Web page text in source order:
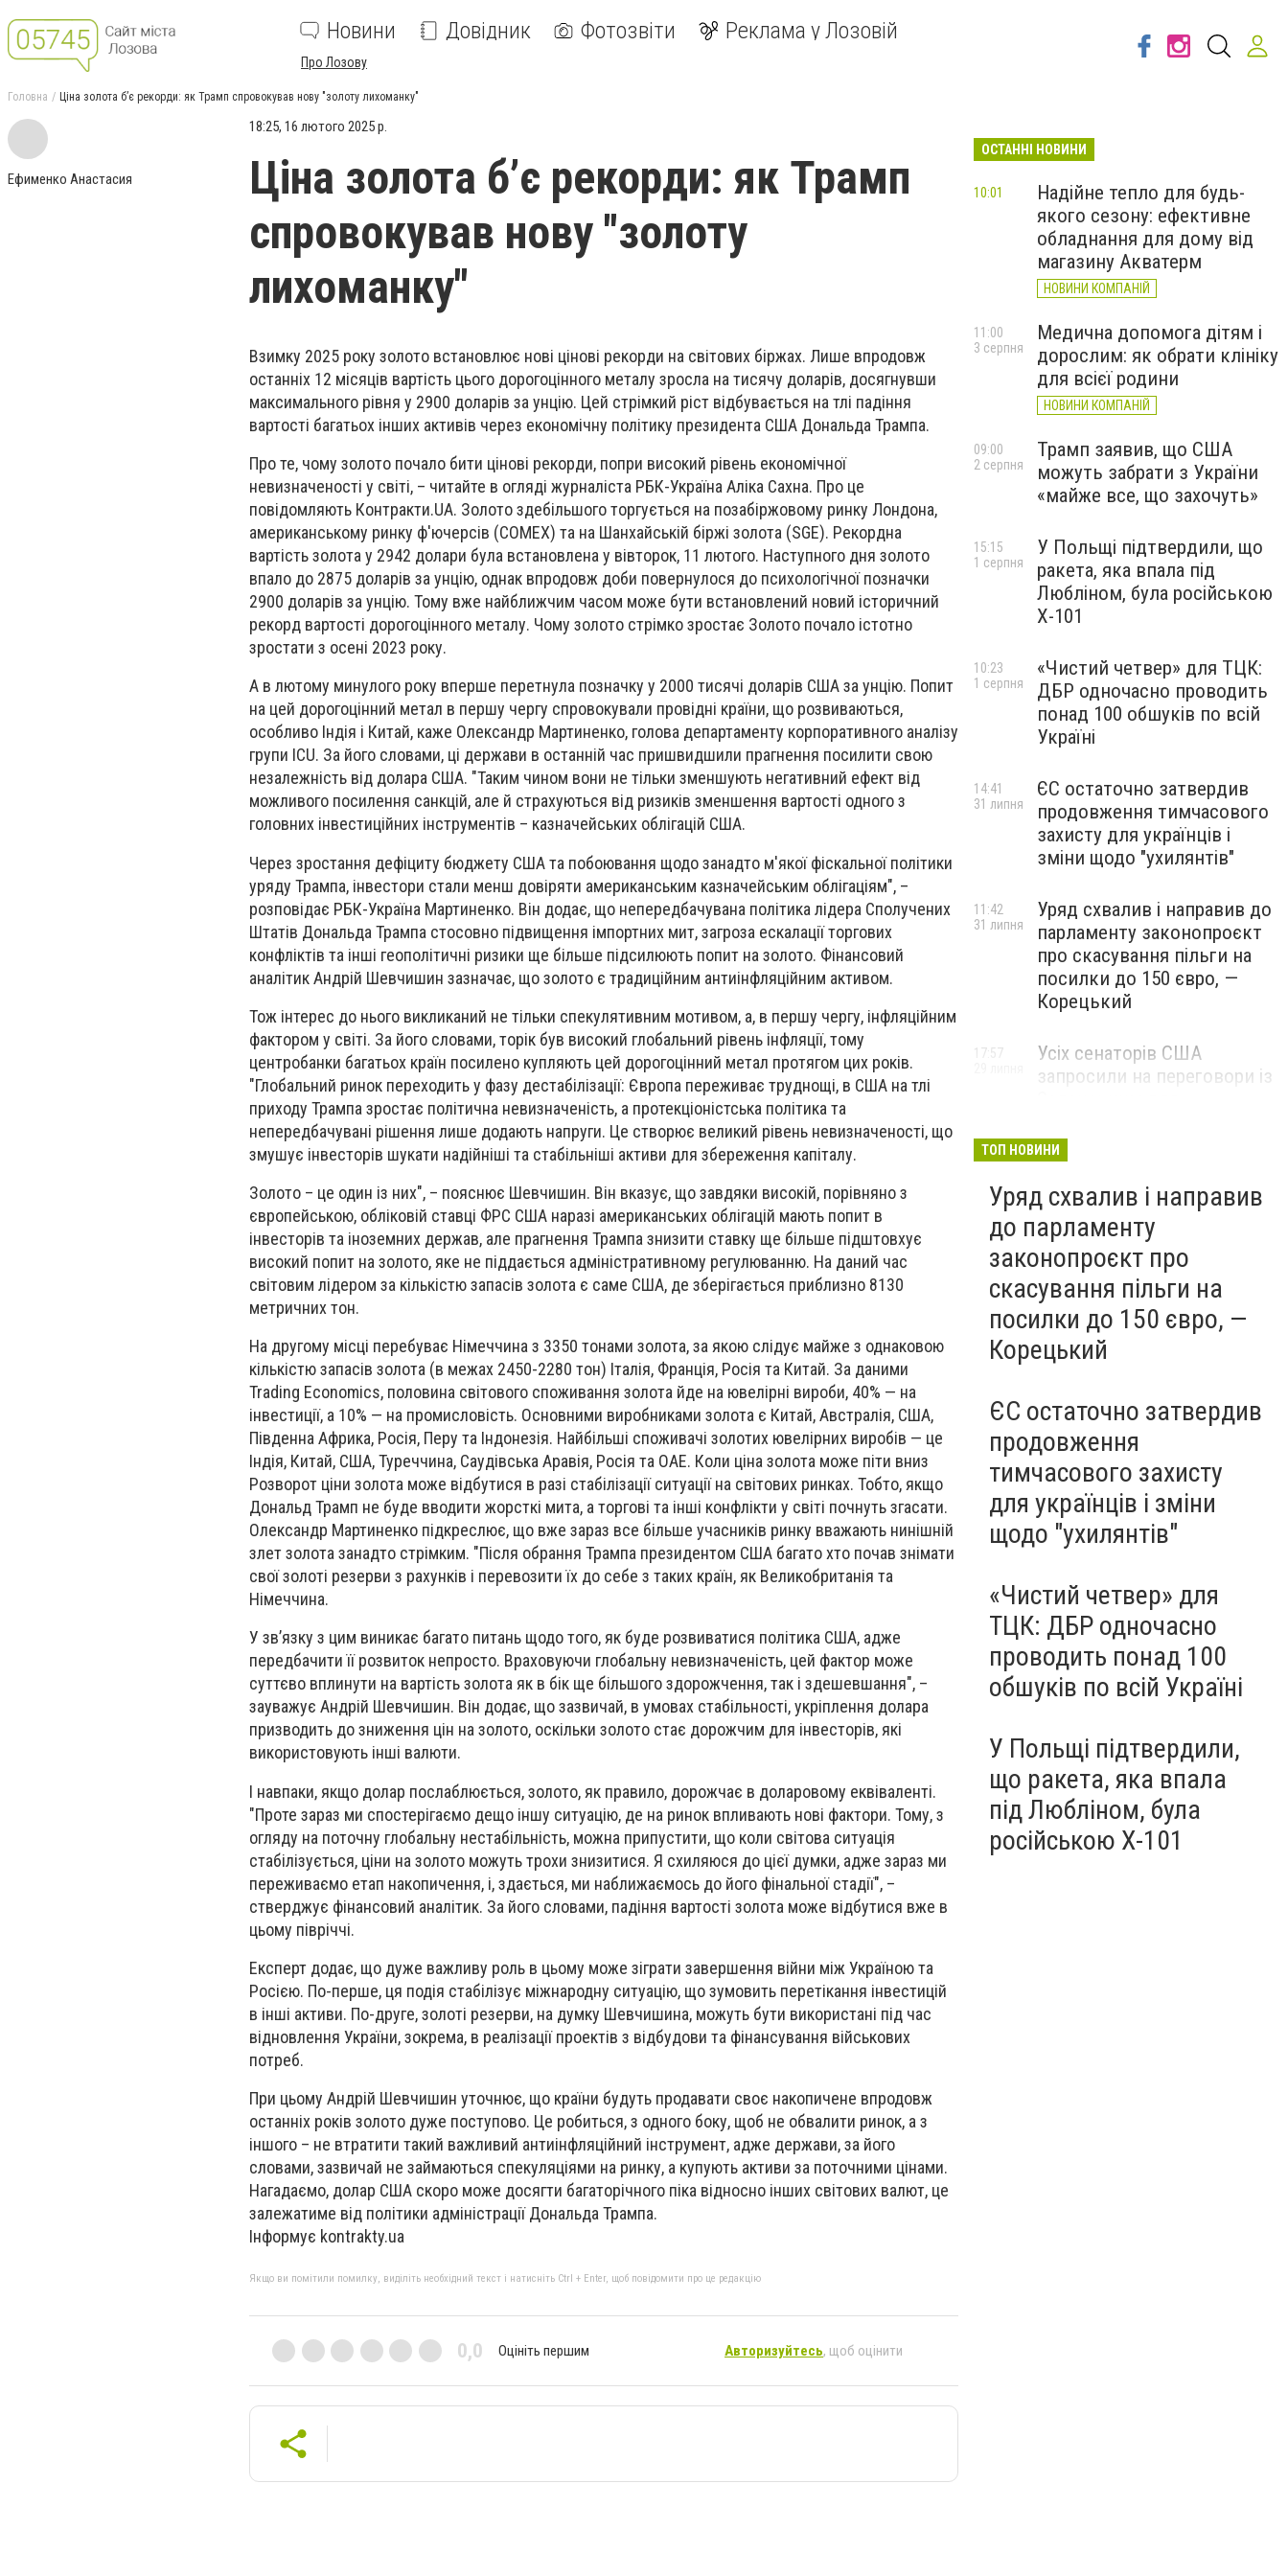
Новини Довідник Фотозвіти Реклама у Лозовій
Про Лозову
Головна Ціна золота б’є рекорди: як Трамп спровокував нову "золоту лихоманку"
Ефименко Анастасия
18:25, 16 лютого 2025 р.
Ціна золота б’є рекорди: як Трамп
спровокував нову "золоту
лихоманку"
Взимку 2025 року золото встановлює нові цінові рекорди на світових біржах. Лише впродовж
останніх 12 місяців вартість цього дорогоцінного металу зросла на тисячу доларів, досягнувши
максимального рівня у 2900 доларів за унцію. Цей стрімкий ріст відбувається на тлі падіння
вартості багатьох інших активів через економічну політику президента США Дональда Трампа.
Про те, чому золото почало бити цінові рекорди, попри високий рівень економічної
невизначеності у світі, – читайте в огляді журналіста РБК-Україна Аліка Сахна. Про це
повідомляють Контракти.UA. Золото здебільшого торгується на позабіржовому ринку Лондона,
американському ринку ф'ючерсів (COMEX) та на Шанхайській біржі золота (SGE). Рекордна
вартість золота у 2942 долари була встановлена у вівторок, 11 лютого. Наступного дня золото
впало до 2875 доларів за унцію, однак впродовж доби повернулося до психологічної позначки
2900 доларів за унцію. Тому вже найближчим часом може бути встановлений новий історичний
рекорд вартості дорогоцінного металу. Чому золото стрімко зростає Золото почало істотно
зростати з осені 2023 року.
А в лютому минулого року вперше перетнула позначку у 2000 тисячі доларів США за унцію. Попит
на цей дорогоцінний метал в першу чергу спровокували провідні країни, що розвиваються,
особливо Індія і Китай, каже Олександр Мартиненко, голова департаменту корпоративного аналізу
групи ICU. За його словами, ці держави в останній час пришвидшили прагнення посилити свою
незалежність від долара США. "Таким чином вони не тільки зменшують негативний ефект від
можливого посилення санкцій, але й страхуються від ризиків зменшення вартості одного з
головних інвестиційних інструментів – казначейських облігацій США.
Через зростання дефіциту бюджету США та побоювання щодо занадто м'якої фіскальної політики
уряду Трампа, інвестори стали менш довіряти американським казначейським облігаціям", –
розповідає РБК-Україна Мартиненко. Він додає, що непередбачувана політика лідера Сполучених
Штатів Дональда Трампа стосовно підвищення імпортних мит, загроза ескалації торгових
конфліктів та інші геополітичні ризики ще більше підсилюють попит на золото. Фінансовий
аналітик Андрій Шевчишин зазначає, що золото є традиційним антиінфляційним активом.
Тож інтерес до нього викликаний не тільки спекулятивним мотивом, а, в першу чергу, інфляційним
фактором у світі. За його словами, торік був високий глобальний рівень інфляції, тому
центробанки багатьох країн посилено купляють цей дорогоцінний метал протягом цих років.
"Глобальний ринок переходить у фазу дестабілізації: Європа переживає труднощі, в США на тлі
приходу Трампа зростає політична невизначеність, а протекціоністська політика та
непередбачувані рішення лише додають напруги. Це створює великий рівень невизначеності, що
змушує інвесторів шукати надійніші та стабільніші активи для збереження капіталу.
Золото – це один із них", – пояснює Шевчишин. Він вказує, що завдяки високій, порівняно з
європейською, обліковій ставці ФРС США наразі американських облігацій мають попит в
інвесторів та іноземних держав, але прагнення Трампа знизити ставку ще більше підштовхує
високий попит на золото, яке не піддається адміністративному регулюванню. На даний час
світовим лідером за кількістю запасів золота є саме США, де зберігається приблизно 8130
метричних тон.
На другому місці перебуває Німеччина з 3350 тонами золота, за якою слідує майже з однаковою
кількістю запасів золота (в межах 2450-2280 тон) Італія, Франція, Росія та Китай. За даними
Trading Economics, половина світового споживання золота йде на ювелірні вироби, 40% — на
інвестиції, а 10% — на промисловість. Основними виробниками золота є Китай, Австралія, США,
Південна Африка, Росія, Перу та Індонезія. Найбільші споживачі золотих ювелірних виробів — це
Індія, Китай, США, Туреччина, Саудівська Аравія, Росія та ОАЕ. Коли ціна золота може піти вниз
Розворот ціни золота може відбутися в разі стабілізації ситуації на світових ринках. Тобто, якщо
Дональд Трамп не буде вводити жорсткі мита, а торгові та інші конфлікти у світі почнуть згасати.
Олександр Мартиненко підкреслює, що вже зараз все більше учасників ринку вважають нинішній
злет золота занадто стрімким. "Після обрання Трампа президентом США багато хто почав знімати
свої золоті резерви з рахунків і перевозити їх до себе з таких країн, як Великобританія та
Німеччина.
У зв’язку з цим виникає багато питань щодо того, як буде розвиватися політика США, адже
передбачити її розвиток непросто. Враховуючи глобальну невизначеність, цей фактор може
суттєво вплинути на вартість золота як в бік ще більшого здорожчення, так і здешевшання", –
зауважує Андрій Шевчишин. Він додає, що зазвичай, в умовах стабільності, укріплення долара
призводить до зниження цін на золото, оскільки золото стає дорожчим для інвесторів, які
використовують інші валюти.
І навпаки, якщо долар послаблюється, золото, як правило, дорожчає в доларовому еквіваленті.
"Проте зараз ми спостерігаємо дещо іншу ситуацію, де на ринок впливають нові фактори. Тому, з
огляду на поточну глобальну нестабільність, можна припустити, що коли світова ситуація
стабілізується, ціни на золото можуть трохи знизитися. Я схиляюся до цієї думки, адже зараз ми
переживаємо етап накопичення, і, здається, ми наближаємось до його фінальної стадії", –
стверджує фінансовий аналітик. За його словами, падіння вартості золота може відбутися вже в
цьому півріччі.
Експерт додає, що дуже важливу роль в цьому може зіграти завершення війни між Україною та
Росією. По-перше, ця подія стабілізує міжнародну ситуацію, що зумовить перетікання інвестицій
в інші активи. По-друге, золоті резерви, на думку Шевчишина, можуть бути використані під час
відновлення України, зокрема, в реалізації проектів з відбудови та фінансування військових
потреб.
При цьому Андрій Шевчишин уточнює, що країни будуть продавати своє накопичене впродовж
останніх років золото дуже поступово. Це робиться, з одного боку, щоб не обвалити ринок, а з
іншого – не втратити такий важливий антиінфляційний інструмент, адже держави, за його
словами, зазвичай не займаються спекуляціями на ринку, а купують активи за поточними цінами.
Нагадаємо, долар США скоро може досягти багаторічного піка відносно інших світових валют, це
залежатиме від політики адміністрації Дональда Трампа.
Інформує kontrakty.ua
Якщо ви помітили помилку, виділіть необхідний текст і натисніть Ctrl + Enter, щоб повідомити про це редакцію
0,0 Оцініть першим Авторизуйтесь, щоб оцінити
ОСТАННІ НОВИНИ
Надійне тепло для будь-
якого сезону: ефективне
обладнання для дому від
магазину Акватерм
НОВИНИ КОМПАНІЙ
10:01
Медична допомога дітям і
дорослим: як обрати клініку
для всієї родини
НОВИНИ КОМПАНІЙ
11:00
3 серпня
Трамп заявив, що США
можуть забрати з України
«майже все, що захочуть»
09:00
2 серпня
У Польщі підтвердили, що
ракета, яка впала під
Любліном, була російською
Х-101
15:15
1 серпня
«Чистий четвер» для ТЦК:
ДБР одночасно проводить
понад 100 обшуків по всій
Україні
10:23
1 серпня
ЄС остаточно затвердив
продовження тимчасового
захисту для українців і
зміни щодо "ухилянтів"
14:41
31 липня
Уряд схвалив і направив до
парламенту законопроєкт
про скасування пільги на
посилки до 150 євро, —
Корецький
11:42
31 липня
Усіх сенаторів США
запросили на переговори із
Росії, – The Hill
17:57
ТОП НОВИНИ
Уряд схвалив і направив
до парламенту
законопроєкт про
скасування пільги на
посилки до 150 євро, —
Корецький
ЄС остаточно затвердив
продовження
тимчасового захисту
для українців і зміни
щодо "ухилянтів"
«Чистий четвер» для
ТЦК: ДБР одночасно
проводить понад 100
обшуків по всій Україні
У Польщі підтвердили,
що ракета, яка впала
під Любліном, була
російською Х-101